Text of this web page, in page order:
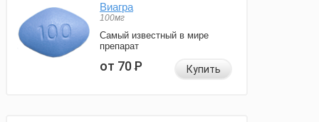
Виагра
100мг
Самый известный в мире
препарат
от 70Р Купить